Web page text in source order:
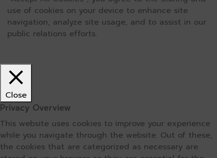
use of cookies on your device to enhance site
navigation, analyze site usage, and to assist in our
public relations efforts.
Close
Privacy Overview
This website uses cookies to improve your experience
while you navigate through the website. Out of these,
the cookies that are categorized as necessary are